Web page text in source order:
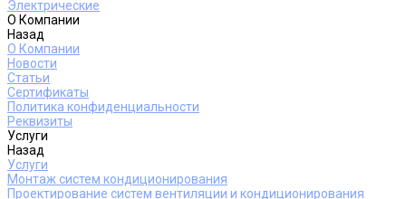
Электрические
О Компании
Назад
О Компании
Новости
Статьи
Сертификаты
Политика конфиденциальности
Реквизиты
Услуги
Назад
Услуги
Монтаж систем кондиционирования
Проектирование систем вентиляции и кондиционирования